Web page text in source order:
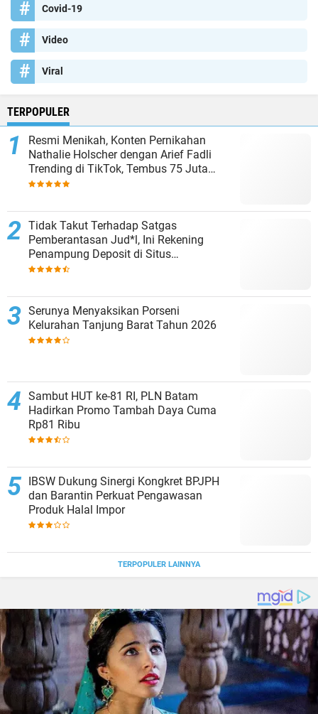
Covid-19
Video
Viral
TERPOPULER
Resmi Menikah, Konten Pernikahan
Nathalie Holscher dengan Arief Fadli
Trending di TikTok, Tembus 75 Juta
Penonton
Tidak Takut Terhadap Satgas
Pemberantasan Jud*l, Ini Rekening
Penampung Deposit di Situs
MENARA4D
Serunya Menyaksikan Porseni
Kelurahan Tanjung Barat Tahun 2026
Sambut HUT ke-81 RI, PLN Batam
Hadirkan Promo Tambah Daya Cuma
Rp81 Ribu
IBSW Dukung Sinergi Kongkret BPJPH
dan Barantin Perkuat Pengawasan
Produk Halal Impor
TERPOPULER LAINNYA